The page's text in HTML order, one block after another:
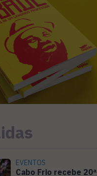
EVENTOS
Cabo Frio recebe 20ª